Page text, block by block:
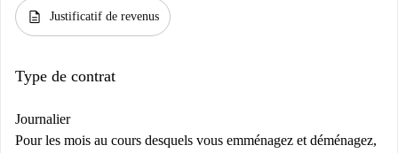
description Justificatif de revenus
Type de contrat
Journalier
Pour les mois au cours desquels vous emménagez et déménagez,